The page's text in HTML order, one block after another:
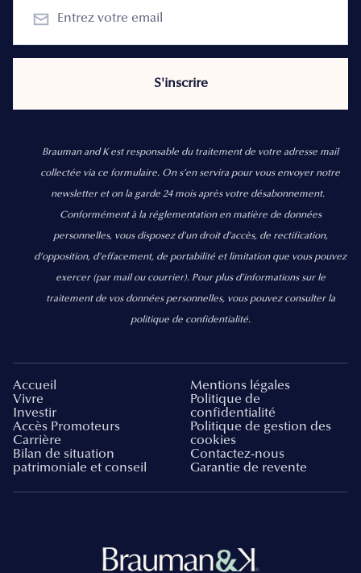
Brauman and K est responsable du traitement de votre adresse mail
collectée via ce formulaire. On s’en servira pour vous envoyer notre
newsletter et on la garde 24 mois après votre désabonnement.
Conformément à la réglementation en matière de données
personnelles, vous disposez d'un droit d'accès, de rectification,
d’opposition, d’effacement, de portabilité et limitation que vous pouvez
exercer (par mail ou courrier). Pour plus d’informations sur le
traitement de vos données personnelles, vous pouvez consulter la
politique de confidentialité.
Accueil
Vivre
Investir
Accès Promoteurs
Carrière
Bilan de situation
patrimoniale et conseil
Mentions légales
Politique de
confidentialité
Politique de gestion des
cookies
Contactez-nous
Garantie de revente